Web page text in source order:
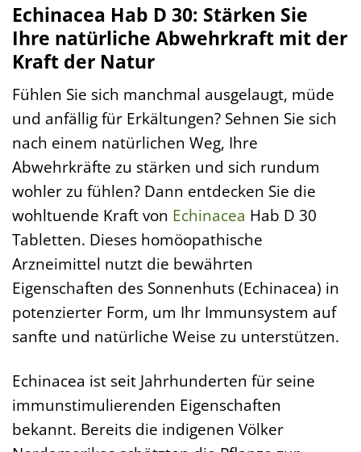
Echinacea Hab D 30: Stärken Sie
Ihre natürliche Abwehrkraft mit der
Kraft der Natur
Fühlen Sie sich manchmal ausgelaugt, müde
und anfällig für Erkältungen? Sehnen Sie sich
nach einem natürlichen Weg, Ihre
Abwehrkräfte zu stärken und sich rundum
wohler zu fühlen? Dann entdecken Sie die
wohltuende Kraft von Echinacea Hab D 30
Tabletten. Dieses homöopathische
Arzneimittel nutzt die bewährten
Eigenschaften des Sonnenhuts (Echinacea) in
potenzierter Form, um Ihr Immunsystem auf
sanfte und natürliche Weise zu unterstützen.
Echinacea ist seit Jahrhunderten für seine
immunstimulierenden Eigenschaften
bekannt. Bereits die indigenen Völker